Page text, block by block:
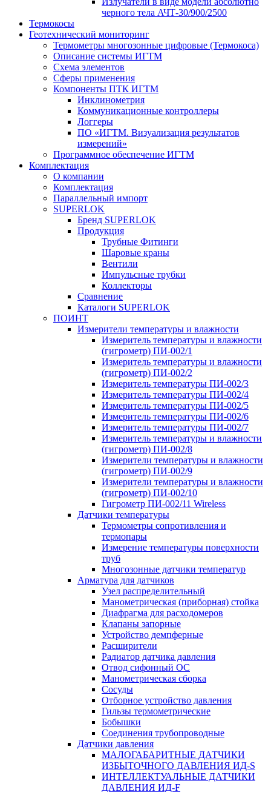
черного тела АЧТ-30/900/2500
Термокосы
Геотехнический мониторинг
Термометры многозонные цифровые (Термокоса)
Описание системы ИГТМ
Схема элементов
Сферы применения
Компоненты ПТК ИГТМ
Инклинометрия
Коммуникационные контроллеры
Логгеры
ПО «ИГТМ. Визуализация результатов
измерений»
Программное обеспечение ИГТМ
Комплектация
О компании
Комплектация
Параллельный импорт
SUPERLOK
Бренд SUPERLOK
Продукция
Трубные Фитинги
Шаровые краны
Вентили
Импульсные трубки
Коллекторы
Сравнение
Каталоги SUPERLOK
ПОИНТ
Измерители температуры и влажности
Измеритель температуры и влажности
(гигрометр) ПИ-002/1
Измеритель температуры и влажности
(гигрометр) ПИ-002/2
Измеритель температуры ПИ-002/3
Измеритель температуры ПИ-002/4
Измеритель температуры ПИ-002/5
Измеритель температуры ПИ-002/6
Измеритель температуры ПИ-002/7
Измеритель температуры и влажности
(гигрометр) ПИ-002/8
Измерители температуры и влажности
(гигрометр) ПИ-002/9
Измерители температуры и влажности
(гигрометр) ПИ-002/10
Гигрометр ПИ-002/11 Wireless
Датчики температуры
Термометры сопротивления и
термопары
Измерение температуры поверхности
труб
Многозонные датчики температур
Арматура для датчиков
Узел распределительный
Манометрическая (приборная) стойка
Диафрагма для расходомеров
Клапаны запорные
Устройство демпферные
Расширители
Радиатор датчика давления
Отвод сифонный ОС
Манометрическая сборка
Сосуды
Отборное устройство давления
Гильзы термометрические
Бобышки
Соединения трубопроводные
Датчики давления
МАЛОГАБАРИТНЫЕ ДАТЧИКИ
ИЗБЫТОЧНОГО ДАВЛЕНИЯ ИД-S
ИНТЕЛЛЕКТУАЛЬНЫЕ ДАТЧИКИ
ДАВЛЕНИЯ ИД-F